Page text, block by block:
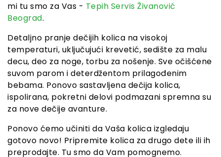
mi tu smo za Vas - Tepih Servis Živanović
Beograd.
Detaljno pranje dečijih kolica na visokoj
temperaturi, uključujući krevetić, sedište za malu
decu, deo za noge, torbu za nošenje. Sve očišćene
suvom parom i deterdžentom prilagođenim
bebama. Ponovo sastavljena dečija kolica,
ispolirana, pokretni delovi podmazani spremna su
za nove dečije avanture.
Ponovo ćemo učiniti da Vaša kolica izgledaju
gotovo novo! Pripremite kolica za drugo dete ili ih
preprodajte. Tu smo da Vam pomognemo.